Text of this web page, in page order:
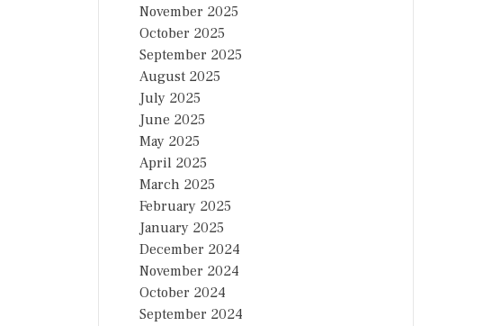
November 2025
October 2025
September 2025
August 2025
July 2025
June 2025
May 2025
April 2025
March 2025
February 2025
January 2025
December 2024
November 2024
October 2024
September 2024